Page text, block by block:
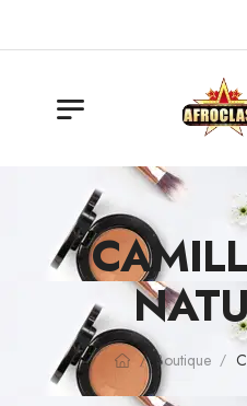
/ Boutique /